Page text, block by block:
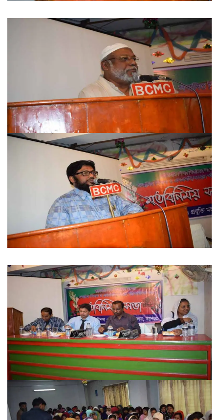
FACEBOOK PRIMARY PAGE
FACEBOOK SECONDARY PAGE
USEFUL LINKS
Ministry of Education
University of Rajshahi
Directorate of Technical Education
Bangladesh Technical Education Board, Dhaka
Skills and Training Enhancement Project (STEP)
CONTACT US
Dhaka Road, Barandi BCMC
College Para, Jessore-7400,
Bangladesh
+88-01711-844881, +88-01711-
844882, +88-01711-067687, +88-
01712-910255, +88-01752-
260408, +88-01752-260409